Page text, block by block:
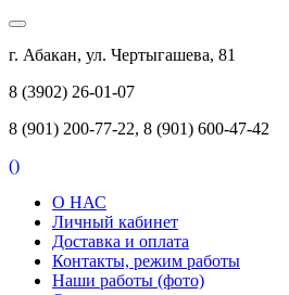
г. Абакан, ул. Чертыгашева, 81
8 (3902) 26-01-07
8 (901) 200-77-22, 8 (901) 600-47-42
()
О НАС
Личный кабинет
Доставка и оплата
Контакты, режим работы
Наши работы (фото)